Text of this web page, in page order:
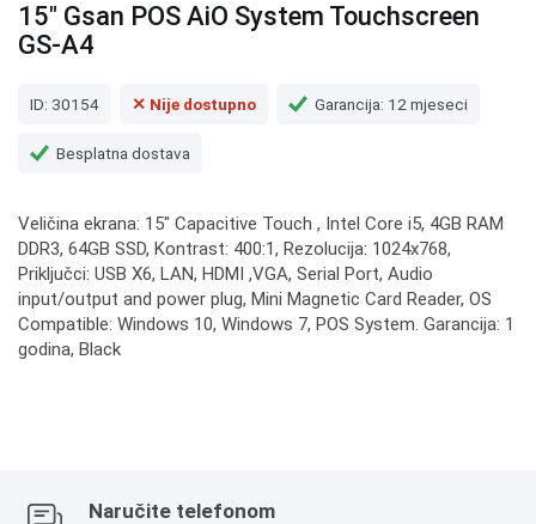
15" Gsan POS AiO System Touchscreen
GS-A4
ID: 30154 ✕ Nije dostupno Garancija: 12 mjeseci
Besplatna dostava
Veličina ekrana: 15" Capacitive Touch , Intel Core i5, 4GB RAM
DDR3, 64GB SSD, Kontrast: 400:1, Rezolucija: 1024x768,
Priključci: USB X6, LAN, HDMI ,VGA, Serial Port, Audio
input/output and power plug, Mini Magnetic Card Reader, OS
Compatible: Windows 10, Windows 7, POS System. Garancija: 1
godina, Black
Naručite telefonom